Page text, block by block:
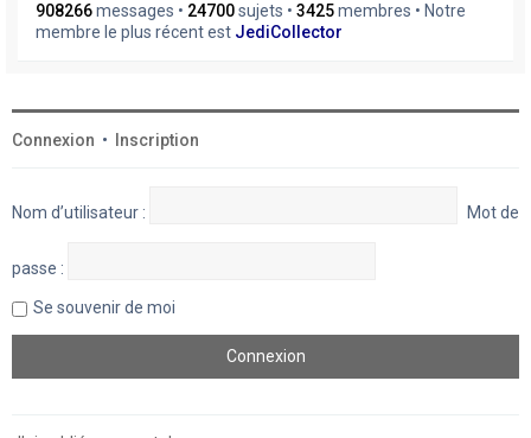
908266messages • 24700sujets • 3425membres • Notre
membre le plus récent est JediCollector
Connexion • Inscription
Nom d’utilisateur : Mot de
passe :
Se souvenir de moi